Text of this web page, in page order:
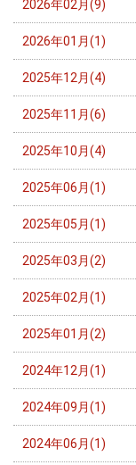
2026年02月(9)
2026年01月(1)
2025年12月(4)
2025年11月(6)
2025年10月(4)
2025年06月(1)
2025年05月(1)
2025年03月(2)
2025年02月(1)
2025年01月(2)
2024年12月(1)
2024年09月(1)
2024年06月(1)